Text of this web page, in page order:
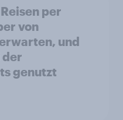
per
von
und
der
genutzt